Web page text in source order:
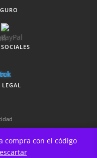
compra con el código